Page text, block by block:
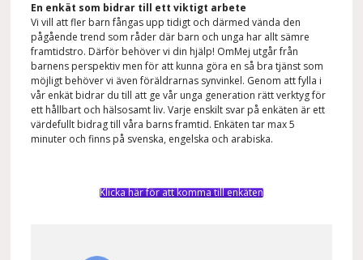
En enkät som bidrar till ett viktigt arbete
Vi vill att fler barn fångas upp tidigt och därmed vända den
pågående trend som råder där barn och unga har allt sämre
framtidstro. Därför behöver vi din hjälp! OmMej utgår från
barnens perspektiv men för att kunna göra en så bra tjänst som
möjligt behöver vi även föräldrarnas synvinkel. Genom att fylla i
vår enkät bidrar du till att ge vår unga generation rätt verktyg för
ett hållbart och hälsosamt liv. Varje enskilt svar på enkäten är ett
värdefullt bidrag till våra barns framtid. Enkäten tar max 5
minuter och finns på svenska, engelska och arabiska.
Klicka här för att komma till enkäten